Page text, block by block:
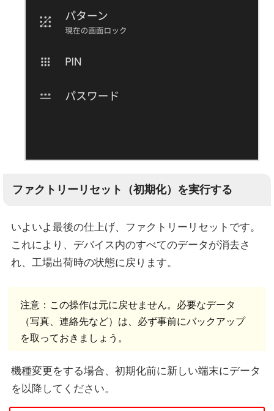
ファクトリーリセット（初期化）を実行する
いよいよ最後の仕上げ、ファクトリーリセットです。
これにより、デバイス内のすべてのデータが消去さ
れ、工場出荷時の状態に戻ります。
注意：この操作は元に戻せません。必要なデータ
（写真、連絡先など）は、必ず事前にバックアップ
を取っておきましょう。
機種変更をする場合、初期化前に新しい端末にデータ
を以降してください。